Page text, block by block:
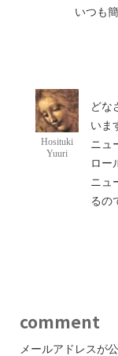
いつも
Hosituki
Yuuri
どな
いま
ニュ
ロー
ニュ
るの
comment
メールアドレスが